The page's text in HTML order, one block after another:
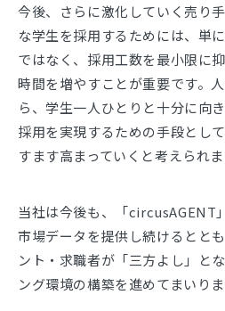
今後、さらに激化していく売り
な学生を採用するためには、単
ではなく、採用工数を最小限に
時間を増やすことが重要です。
ら、学生一人ひとりと十分に向
採用を実現するための手段とし
すます高まっていくと考えられま
当社は今後も、「circusAGENT
市場データを提供し続けるとと
ント・求職者が「三方よし」と
ング環境の構築を進めてまいりま